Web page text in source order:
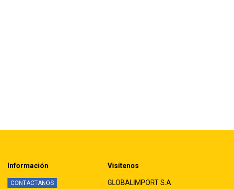
Información
CONTACTANOS
Visítenos
GLOBALIMPORT S.A.